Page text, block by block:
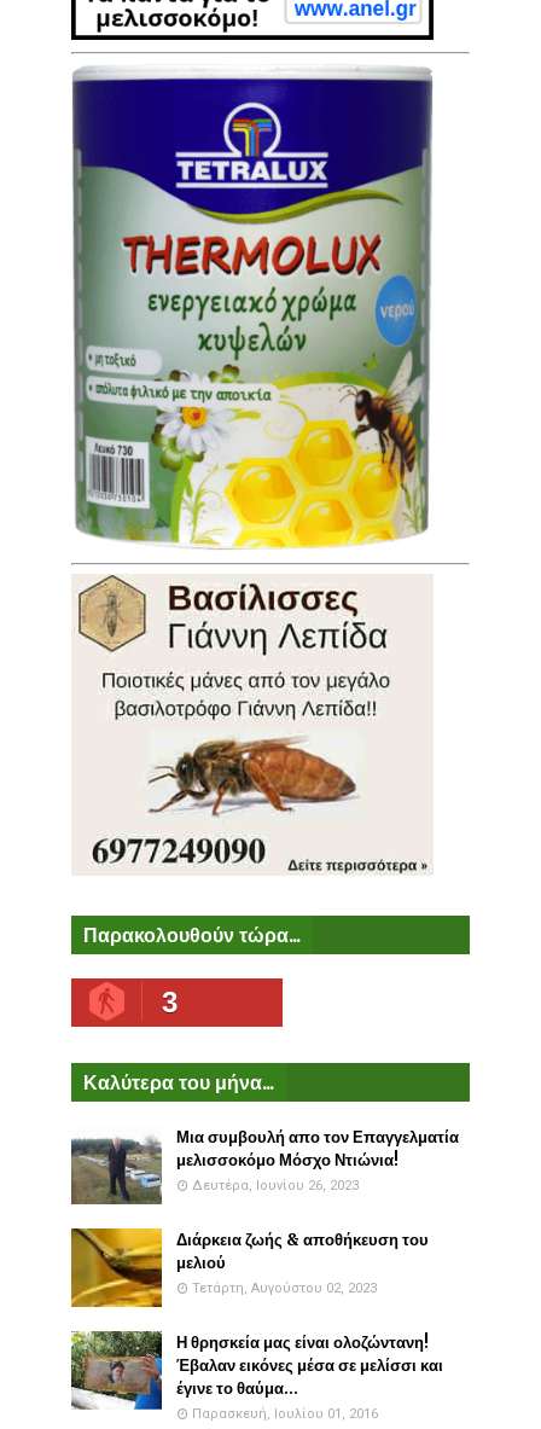
Παρακολουθούν τώρα...
3
Καλύτερα του μήνα...
Μια συμβουλή απο τον Επαγγελματία
μελισσοκόμο Μόσχο Ντιώνια!
Δευτέρα, Ιουνίου 26, 2023
Διάρκεια ζωής & αποθήκευση του
μελιού
Τετάρτη, Αυγούστου 02, 2023
Η θρησκεία μας είναι ολοζώντανη!
Έβαλαν εικόνες μέσα σε μελίσσι και
έγινε το θαύμα...
Παρασκευή, Ιουλίου 01, 2016